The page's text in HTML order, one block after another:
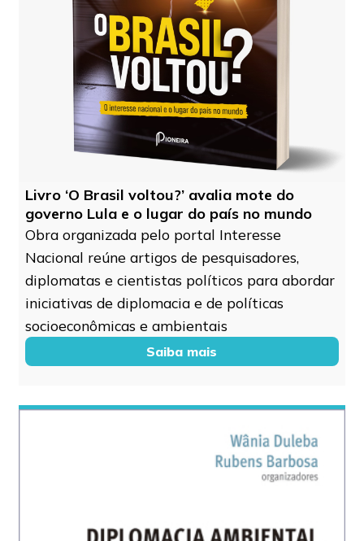
Livro ‘O Brasil voltou?’ avalia mote do
governo Lula e o lugar do país no mundo
Obra organizada pelo portal Interesse
Nacional reúne artigos de pesquisadores,
diplomatas e cientistas políticos para abordar
iniciativas de diplomacia e de políticas
socioeconômicas e ambientais
Saiba mais